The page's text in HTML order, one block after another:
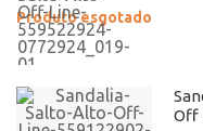
Produto esgotado
Off